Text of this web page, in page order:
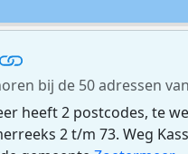
bij de 50 adressen
heeft 2 postcodes, te
2 t/m 73. Weg